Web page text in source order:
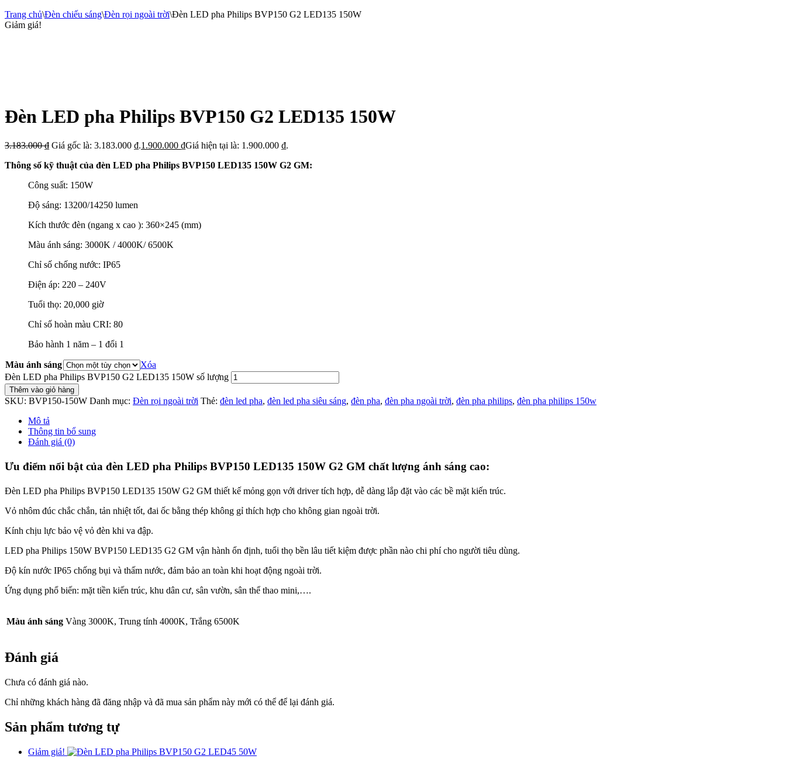
Trang chủ\Đèn chiếu sáng\Đèn rọi ngoài trời\Đèn LED pha Philips BVP150 G2 LED135 150W
Giảm giá!
Đèn LED pha Philips BVP150 G2 LED135 150W
3.183.000₫ Giá gốc là: 3.183.000 ₫.1.900.000 ₫Giá hiện tại là: 1.900.000 ₫.
Thông số kỹ thuật của đèn LED pha Philips BVP150 LED135 150W G2 GM:
Công suất: 150W
Độ sáng: 13200/14250 lumen
Kích thước đèn (ngang x cao ): 360×245 (mm)
Màu ánh sáng: 3000K / 4000K/ 6500K
Chỉ số chống nước: IP65
Điện áp: 220 – 240V
Tuổi thọ: 20,000 giờ
Chỉ số hoàn màu CRI: 80
Bảo hành 1 năm – 1 đổi 1
Màu ánh sáng
Xóa
Đèn LED pha Philips BVP150 G2 LED135 150W số lượng
Thêm vào giỏ hàng
SKU: BVP150-150W Danh mục: Đèn rọi ngoài trời Thẻ: đèn led pha, đèn led pha siêu sáng, đèn pha, đèn pha ngoài trời, đèn pha philips, đèn pha philips 150w
Mô tả
Thông tin bổ sung
Đánh giá (0)
Ưu điểm nổi bật của đèn LED pha Philips BVP150 LED135 150W G2 GM chất lượng ánh sáng cao:
Đèn LED pha Philips BVP150 LED135 150W G2 GM thiết kế mỏng gọn với driver tích hợp, dễ dàng lắp đặt vào các bề mặt kiến trúc.
Vỏ nhôm đúc chắc chắn, tản nhiệt tốt, đai ốc bằng thép không gỉ thích hợp cho không gian ngoài trời.
Kính chịu lực bảo vệ vỏ đèn khi va đập.
LED pha Philips 150W BVP150 LED135 G2 GM vận hành ổn định, tuổi thọ bền lâu tiết kiệm được phần nào chi phí cho người tiêu dùng.
Độ kín nước IP65 chống bụi và thấm nước, đảm bảo an toàn khi hoạt động ngoài trời.
Ứng dụng phổ biến: mặt tiền kiến trúc, khu dân cư, sân vườn, sân thể thao mini,….
Màu ánh sáng Vàng 3000K, Trung tính 4000K, Trắng 6500K
Đánh giá
Chưa có đánh giá nào.
Chỉ những khách hàng đã đăng nhập và đã mua sản phẩm này mới có thể để lại đánh giá.
Sản phẩm tương tự
Giảm giá!